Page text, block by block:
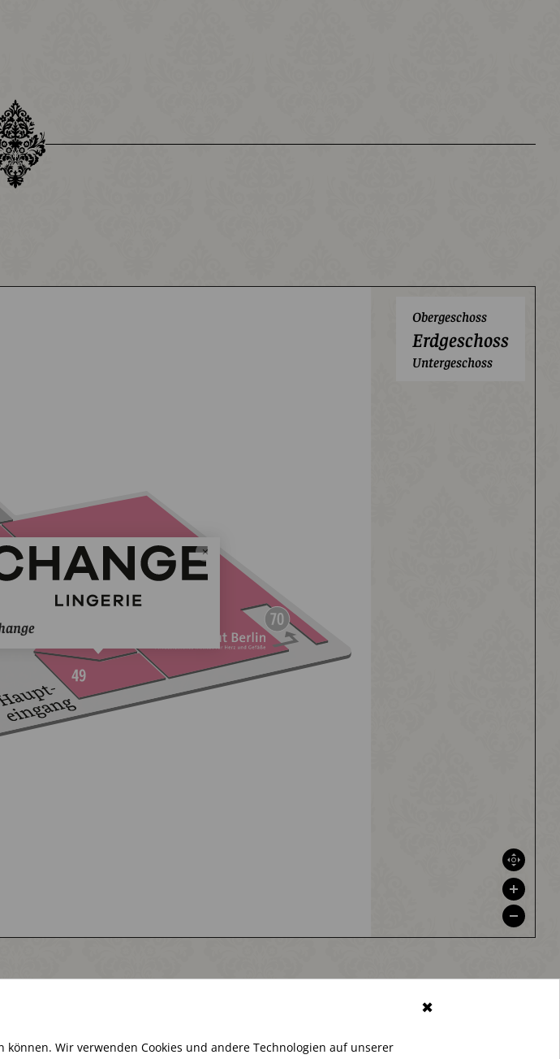
Obergeschoss
Erdgeschoss
Untergeschoss
geschlossenWir verwenden Cookies und andere Technologien auf unserer
✖